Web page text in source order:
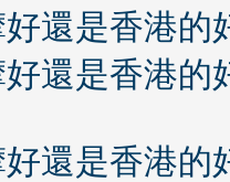
還是香港的
還是香港的
還是香港的